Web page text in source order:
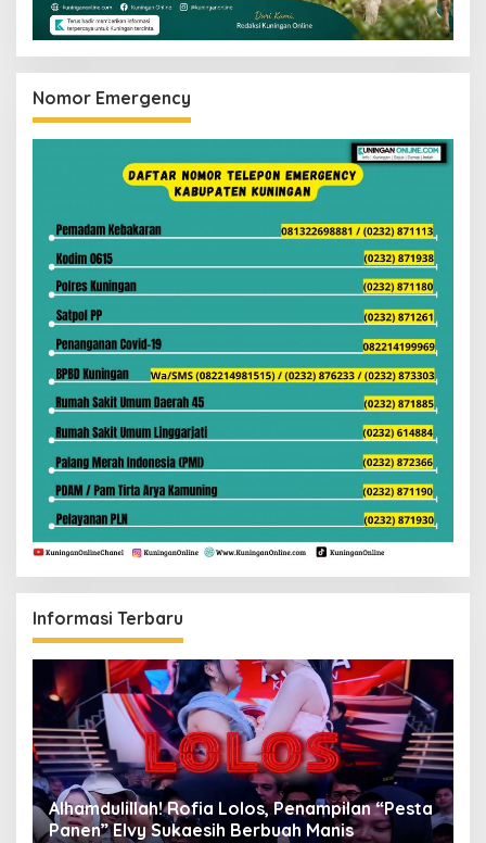
Nomor Emergency
Informasi Terbaru
Alhamdulillah! Rofia Lolos, Penampilan “Pesta
Panen” Elvy Sukaesih Berbuah Manis